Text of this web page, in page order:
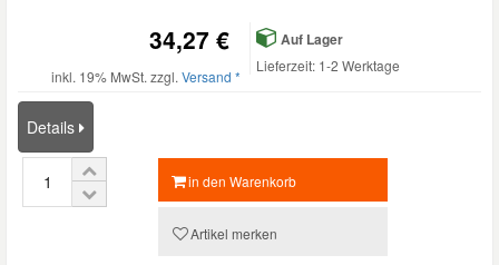
34,27 €
inkl. 19% MwSt. zzgl. Versand *
Auf Lager
Lieferzeit: 1-2 Werktage
Details
in den Warenkorb
Artikel merken